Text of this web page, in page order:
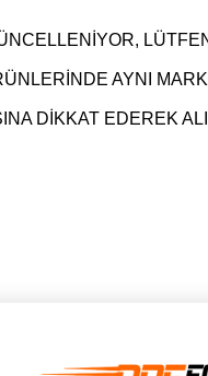
AYNI
DİKKAT EDEREK